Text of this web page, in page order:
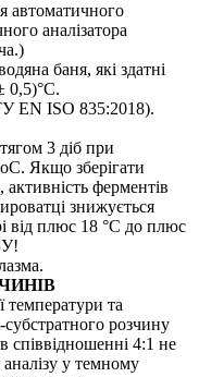
автоматичного
аналізатора
баня, які здатні
0,5)°С.
EN ISO 835:2018).
3 діб при
Якщо зберігати
ферментів
знижується
від плюс 18 °С до плюс
температури та
субстратного розчину
4:1 не
у темному